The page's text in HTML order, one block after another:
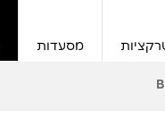
מסעדות